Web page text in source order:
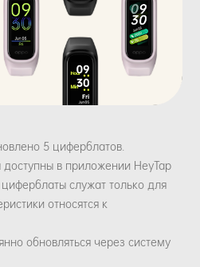
5 циферблатов.
в приложении HeyTap
служат только для
относятся к
обновляться через систему